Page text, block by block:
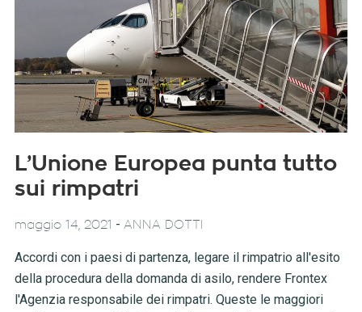
L’Unione Europea punta tutto
sui rimpatri
maggio 14, 2021 - ANNA DOTTI
Accordi con i paesi di partenza, legare il rimpatrio all'esito
della procedura della domanda di asilo, rendere Frontex
l'Agenzia responsabile dei rimpatri. Queste le maggiori